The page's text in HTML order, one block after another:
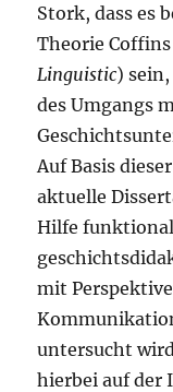
Stork, dass es
Theorie
Linguistic)
des Umgangs
Auf Basis
aktuelle
Hilfe
mit
untersucht
hierbei auf der